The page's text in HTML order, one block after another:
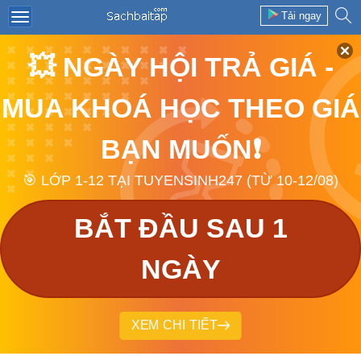
Tải ngay
💥 NGÀY HỘI TRẢ GIÁ -
MUA KHOÁ HỌC THEO GIÁ
BẠN MUỐN❗
🎯 LỚP 1-12 TẠI TUYENSINH247 (TỪ 10-12/08)
BẮT ĐẦU SAU 1
NGÀY
XEM CHI TIẾT